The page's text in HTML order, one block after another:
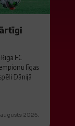
FC
līgas
Dānijā
2026.